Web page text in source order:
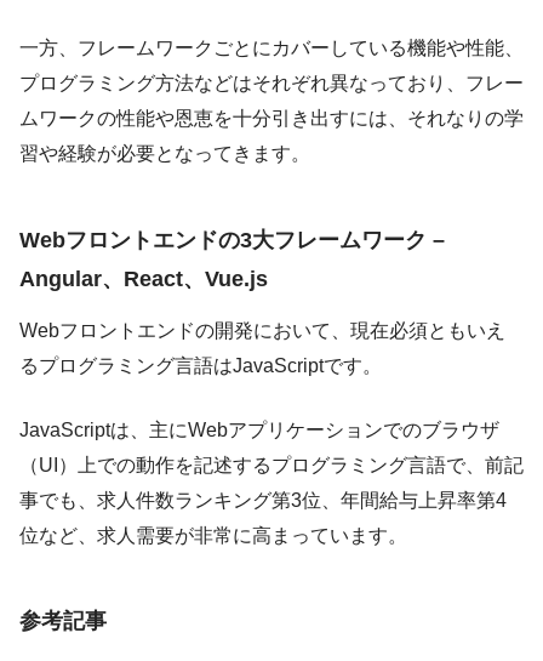
一方、フレームワークごとにカバーしている機能や性能、
プログラミング方法などはそれぞれ異なっており、フレー
ムワークの性能や恩恵を十分引き出すには、それなりの学
習や経験が必要となってきます。
Webフロントエンドの3大フレームワーク –
Angular、React、Vue.js
Webフロントエンドの開発において、現在必須ともいえ
るプログラミング言語はJavaScriptです。
JavaScriptは、主にWebアプリケーションでのブラウザ
（UI）上での動作を記述するプログラミング言語で、前記
事でも、求人件数ランキング第3位、年間給与上昇率第4
位など、求人需要が非常に高まっています。
参考記事